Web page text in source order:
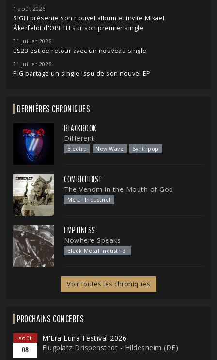
1 août 2026
SIGH présente son nouvel album et invite Mikael
Åkerfeldt d'OPETH sur son premier single
31 juillet 2026
ES23 est de retour avec un nouveau single
31 juillet 2026
PIG partage un single issu de son nouvel EP
DERNIÈRES CHRONIQUES
BLACKBOOK
Different
Electro New Wave Synthpop
COMBICHRIST
The Venom in the Mouth of God
Metal Industriel
EMPTINESS
Nowhere Speaks
Black Metal Industriel
Voir toutes les chroniques
PROCHAINS CONCERTS
août
08
M'Era Luna Festival 2026
Flugplatz Drispenstedt - Hildesheim (DE)